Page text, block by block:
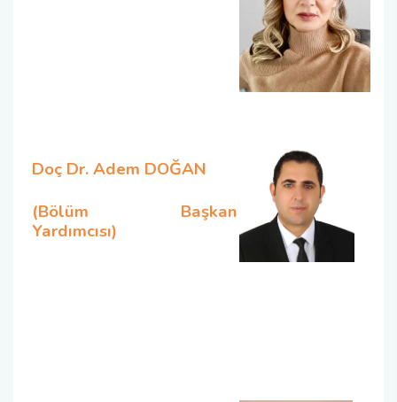
Doç Dr. Adem DOĞAN
(Bölüm Başkan
Yardımcısı)